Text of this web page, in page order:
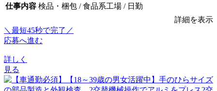
仕事内容 検品・梱包 / 食品系工場 / 日勤
詳細を表示
＼最短45秒で完了／
応募へ進む
詳しく
見る